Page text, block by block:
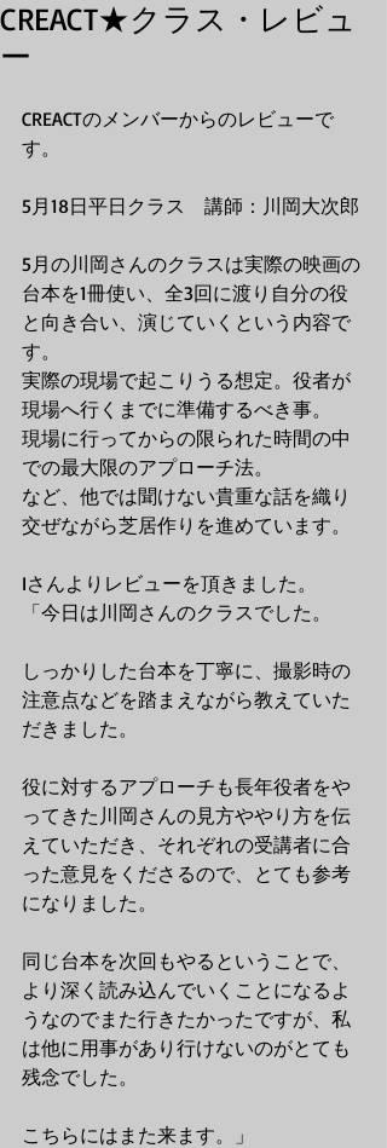
CREACT★クラス・レビュ
ー
CREACTのメンバーからのレビューで
す。
5月18日平日クラス　講師：川岡大次郎
5月の川岡さんのクラスは実際の映画の
台本を1冊使い、全3回に渡り自分の役
と向き合い、演じていくという内容で
す。
実際の現場で起こりうる想定。役者が
現場へ行くまでに準備するべき事。
現場に行ってからの限られた時間の中
での最大限のアプローチ法。
など、他では聞けない貴重な話を織り
交ぜながら芝居作りを進めています。
Iさんよりレビューを頂きました。
「今日は川岡さんのクラスでした。
しっかりした台本を丁寧に、撮影時の
注意点などを踏まえながら教えていた
だきました。
役に対するアプローチも長年役者をや
ってきた川岡さんの見方ややり方を伝
えていただき、それぞれの受講者に合
った意見をくださるので、とても参考
になりました。
同じ台本を次回もやるということで、
より深く読み込んでいくことになるよ
うなのでまた行きたかったですが、私
は他に用事があり行けないのがとても
残念でした。
こちらにはまた来ます。」